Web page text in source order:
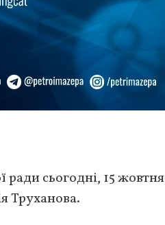
ради сьогодні, 15
Труханова.